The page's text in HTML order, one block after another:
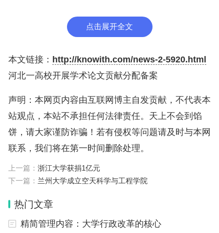
研业绩认定的依据。二、无约定按规则。未备案的论
文，按学校规定执行：第一作者和通讯作者均为我校
通讯作者的，按分值除以名次计分，名次以论文排序
为准。三、备案优先原则。已备案的论文，备案表中
分配方案优先于学校默认赋分规则执行。
石家庄学院是经教育部批准建立的全日制公办普通本
科院校。其前身为1958年建立的河北省石家庄专区
院，设有教学机构19个，本科招生专业57个。
澎湃新闻注意到，对于论文署名事宜，中国科学院科
研道德委员会曾在2018年《关于在学术论文署名中
点击展开全文
本文链接： http://knowith.com/news-2-5920.html
河北一高校开展学术论文贡献分配备案
声明：本网页内容由互联网博主自发贡献，不代表本
站观点，本站不承担任何法律责任。天上不会到馅
饼，请大家谨防诈骗！若有侵权等问题请及时与本网
联系，我们将在第一时间删除处理。
上一篇： 浙江大学获捐1亿元
下一篇： 兰州大学成立空天科学与工程学院
热门文章
精简管理内容：大学行政改革的核心